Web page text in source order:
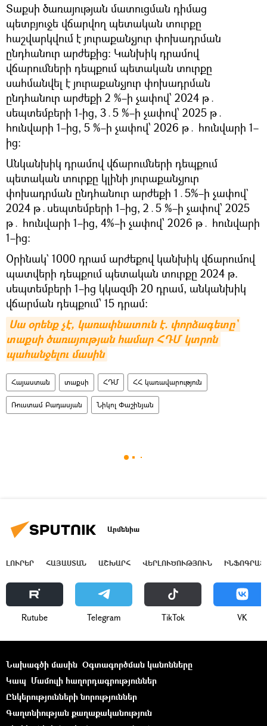
Տաքսի ծառայության մատուցման դիմաց
պետբյուջե վճարվող պետական տուրքը
հաշվարկվում է յուրաքանչյուր փոխադրման
ընդհանուր արժեքից։ Կանխիկ դրամով
վճարումների դեպքում պետական տուրքը
սահմանվել է յուրաքանչյուր փոխադրման
ընդհանուր արժեքի 2 %–ի չափով՝ 2024 թ․
սեպտեմբերի 1-ից, 3․5 %–ի չափով՝ 2025 թ․
հունվարի 1–ից, 5 %–ի չափով՝ 2026 թ․ հունվարի 1–
ից։
Անկանխիկ դրամով վճարումների դեպքում
պետական տուրքը կլինի յուրաքանչյուր
փոխադրման ընդհանուր արժեքի 1․5%–ի չափով`
2024 թ․սեպտեմբերի 1–ից, 2․5 %–ի չափով՝ 2025
թ․ հունվարի 1–ից, 4%–ի չափով՝ 2026 թ․ հունվարի
1–ից։
Օրինակ` 1000 դրամ արժեքով կանխիկ վճարումով
պատվերի դեպքում պետական տուրքը 2024 թ.
սեպտեմբերի 1–ից կկազմի 20 դրամ, անկանխիկ
վճարման դեպքում՝ 15 դրամ։
Սա օրենք չէ, կառափնատուն է. փորձագետը`
տաքսի ծառայության համար ՀԴՄ կտրոն
պահանջելու մասին
Հայաստան տաքսի ՀԴՄ ՀՀ կառավարություն
Ռուստամ Բադասյան Նիկոլ Փաշինյան
Արմենիա
ԼՈՒՐԵՐ ՀԱՅԱՍՏԱՆ ԱՇԽԱՐՀ ՎԵՐԼՈՒԾՈՒԹՅՈՒՆ
Rutube Telegram ТikТоk VK
Նախագծի մասին Օգտագործման կանոնները
Կապ Մամուլի հաղորդագրություններ
Ընկերությունների նորություններ
Գաղտնիության քաղաքականություն